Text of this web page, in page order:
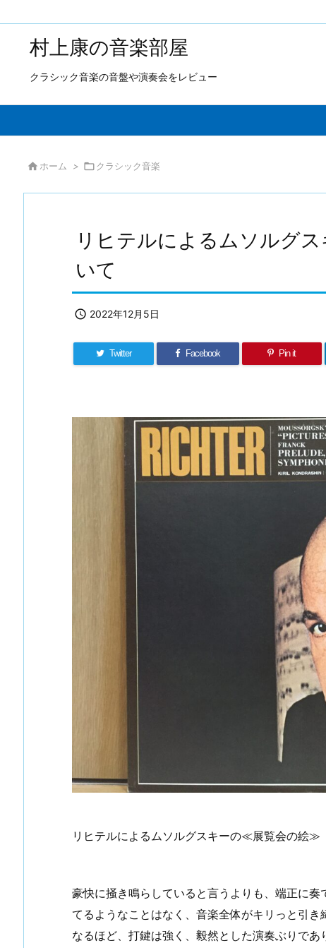
村上康の音楽部屋
クラシック音楽の音盤や演奏会をレビュー
 ホーム > クラシック音楽
リヒテルによるムソルグ
いて
 2022年12月5日
Twitter Facebook Pin it
リヒテルによるムソルグスキーの≪展覧会の絵≫
豪快に掻き鳴らしていると言うよりも、端正に
てるようなことはなく、音楽全体がキリっと引き
なるほど、打鍵は強く、毅然とした演奏ぶりで